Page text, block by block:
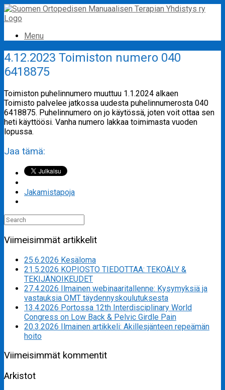
Skip
to
Menu
4.12.2023 Toimiston numero 040
6418875
Toimiston puhelinnumero muuttuu 1.1.2024 alkaen
Toimisto palvelee jatkossa uudesta puhelinnumerosta 040
6418875. Puhelinnumero on jo käytössä, joten voit ottaa sen
heti käyttöösi. Vanha numero lakkaa toimimasta vuoden
lopussa.
Jaa tämä:
Jakamistapoja
Search
Viimeisimmät artikkelit
25.6.2026 Kesäloma
21.5.2026 KOPIOSTO TIEDOTTAA: TEKOÄLY &
TEKIJÄNOIKEUDET
27.4.2026 Ilmainen webinaaritallenne: Kysymyksiä ja
vastauksia OMT täydennyskoulutuksesta
13.4.2026 Portossa 12th Interdisciplinary World
Congress on Low Back & Pelvic Girdle Pain
20.3.2026 Ilmainen artikkeli: Akillesjänteen repeämän
hoito
Viimeisimmät kommentit
Arkistot